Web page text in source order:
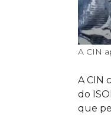
A CIN
A CIN
do
que